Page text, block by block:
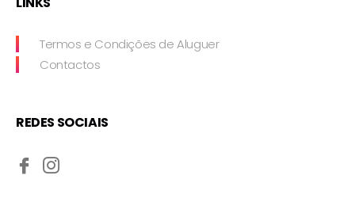
Termos e Condições de Aluguer
Contactos
REDES SOCIAIS